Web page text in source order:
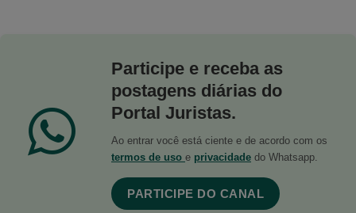
Participe e receba as
postagens diárias do
Portal Juristas.
Ao entrar você está ciente e de acordo com os
termos de uso e privacidade do Whatsapp.
PARTICIPE DO CANAL